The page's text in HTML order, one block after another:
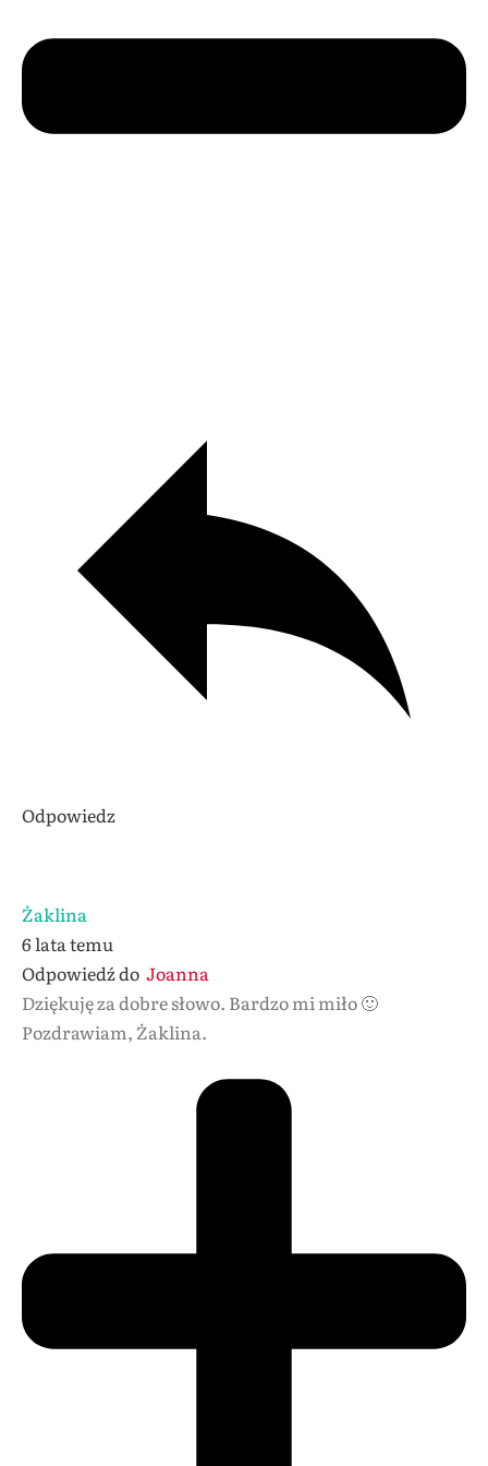
Odpowiedz
Żaklina
6 lata temu
Odpowiedź do Joanna
Dziękuję za dobre słowo. Bardzo mi miło 🙂
Pozdrawiam, Żaklina.